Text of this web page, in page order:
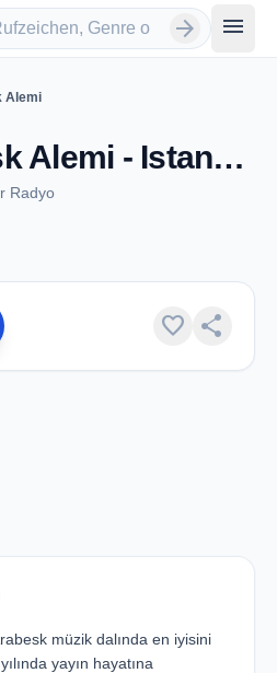
arrow_forward menu
Alemi
Arabesk Alemi - Istanbul
Radyo
favorite share
müzik dalında en iyisini
yayın hayatına